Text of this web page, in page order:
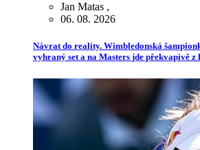
Jan Matas ,
06. 08. 2026
Návrat do reality. Wimbledonská
vyhraný set a na Masters jde překvapivě z